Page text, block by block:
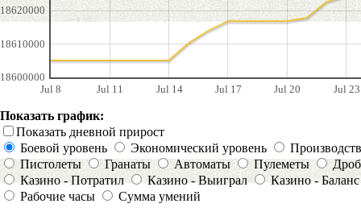
Jul 8 Jul 11 Jul 14 Jul 17 Jul 20 Jul 23
18600000
18610000
18620000
Показать график:
Показать дневной прирост
Боевой уровень
Экономический уровень
Пистолеты
Гранаты Автоматы Пулеметы
Казино - Потратил
Казино - Выиграл
Казино - Баланс
Рабочие часы
Сумма умений